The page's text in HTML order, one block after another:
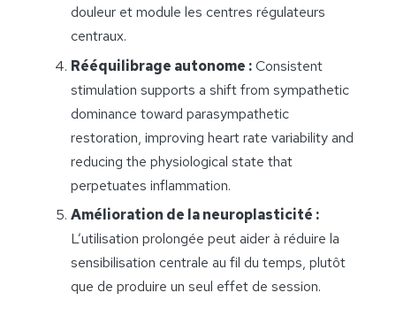
douleur et module les centres régulateurs
centraux.
Rééquilibrage autonome :Consistent
stimulation supports a shift from sympathetic
dominance toward parasympathetic
restoration, improving heart rate variability and
reducing the physiological state that
perpetuates inflammation.
Amélioration de la neuroplasticité :
L’utilisation prolongée peut aider à réduire la
sensibilisation centrale au fil du temps, plutôt
que de produire un seul effet de session.